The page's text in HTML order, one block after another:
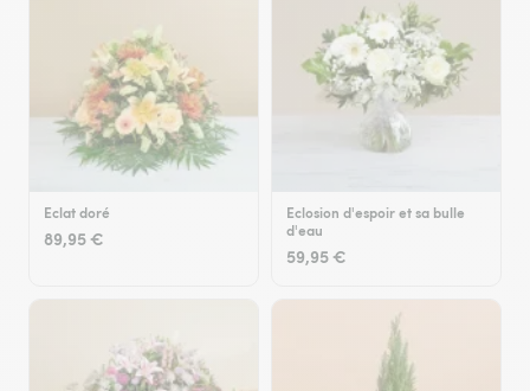
Eclat doré
89,95 €
Eclosion d'espoir et sa bulle
d'eau
59,95 €